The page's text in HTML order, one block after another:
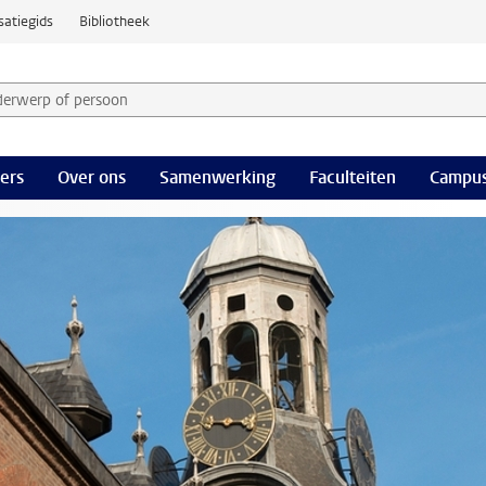
Bibliotheek
of persoon en selecteer categorie
Over ons Samenwerking Faculteiten